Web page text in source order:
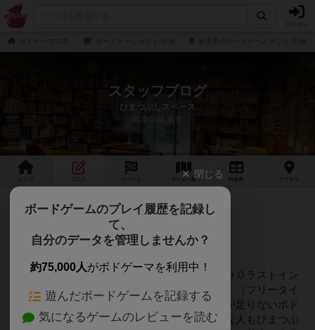
スタッフブログ
ひまつぶしスペース
岐阜県岐阜市
ゲーム 一覧 料金 アクセス
約4年前 2022年06月25日 11時04分頃
暑い日はお店で涼みませんか？
年中無休の当店は朝１０：００開店～２０：００ラストイン
（木曜日は１７：００～）ドリンク１本無料！（フリータイ
ムは２本）ボードゲームはやりたいけど、人が足りないボド
ゲ会参加するにも日付が合わない・・・そんな人もひまつぶ
閉じる
ボードゲームのプレイ履歴を記録し
て、
自分のデータを管理しませんか？
約75,000人がボドゲーマを利用中！
遊んだボードゲームを記録する
気になるゲームのレビューを読む